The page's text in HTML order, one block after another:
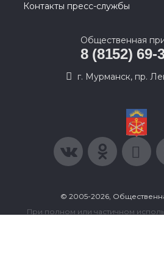
Контакты пресс-службы
Общественная
8 (8152) 69-
г. Мурманск, пр.
© 2005-2026,
При полном или частичном